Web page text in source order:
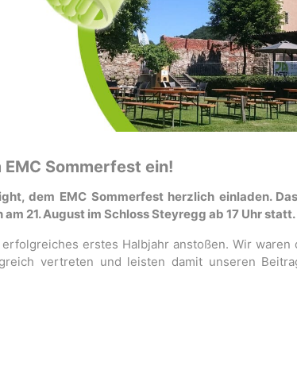
Sommerfest ein!
dem EMC Sommerfest herzlich einladen.
21. August im Schloss Steyregg ab 17 Uhr statt.
erstes Halbjahr anstoßen. Wir waren
vertreten und leisten damit unseren